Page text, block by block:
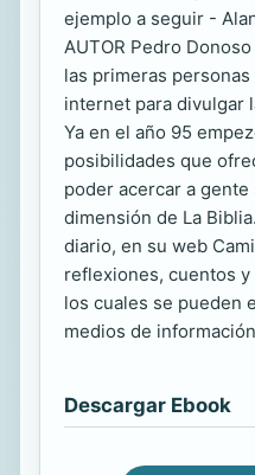
ejemplo a seguir -
AUTOR Pedro
las primeras
internet para divulgar
Ya en el año 95
posibilidades que
poder acercar a
dimensión de La
diario, en su web
reflexiones, cuentos
los cuales se pueden
medios de
Descargar Ebook